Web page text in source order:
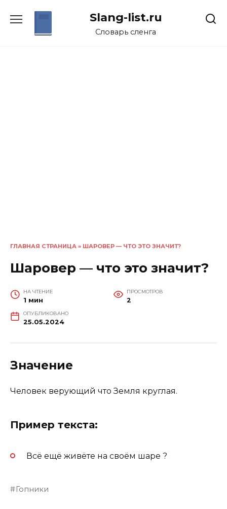
Slang-list.ru
Словарь сленга
ГЛАВНАЯ СТРАНИЦА » ШАРОВЕР — ЧТО ЭТО ЗНАЧИТ?
Шаровер — что это значит?
НА ЧТЕНИЕ
1 мин
ПРОСМОТРОВ
2
ОПУБЛИКОВАНО
25.05.2024
Значение
Человек верующий что Земля круглая.
Пример текста:
Всё ещё живёте на своём шаре ?
Гопники